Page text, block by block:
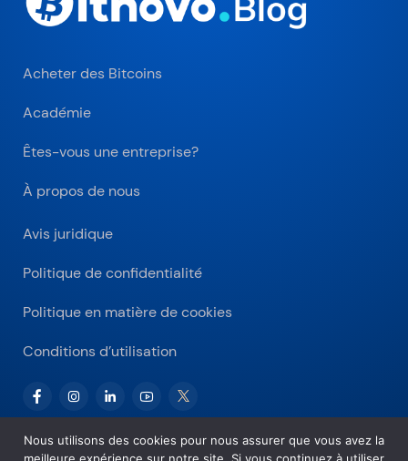
Acheter des Bitcoins
Académie
Êtes-vous une entreprise?
À propos de nous
Avis juridique
Politique de confidentialité
Politique en matière de cookies
Conditions d’utilisation
Nous utilisons des cookies pour nous assurer que vous avez la